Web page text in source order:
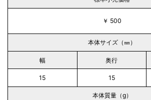
￥ 500
本体サイズ（㎜）
幅 奥行
15 15
本体質量（g）